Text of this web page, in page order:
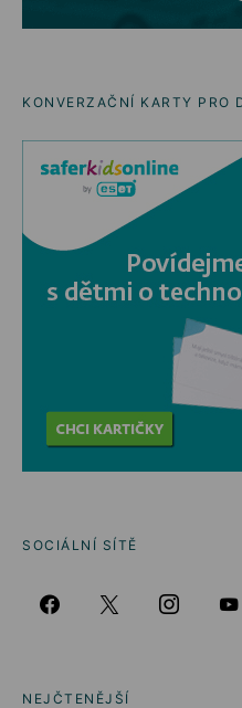
KONVERZAČNÍ KARTY PRO
SOCIÁLNÍ SÍTĚ
NEJČTENĚJŠÍ